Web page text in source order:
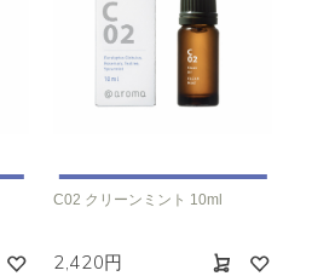
C02 クリーンミント 10ml
2,420円